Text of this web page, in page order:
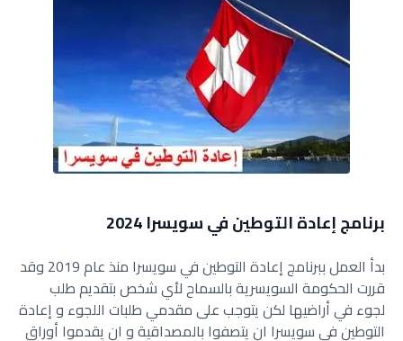
برنامج إعادة التوطين في سويسرا 2024
بدأ العمل ببرنامج إعادة التوطين في سويسرا منذ عام 2019 وقد
قررت الحكومة السويسرية بالسماح لأي شخص بتقديم طلب
‏لجوء في أراضيها لكن يتوجب على مقدمي طلبات اللجوء و إعادة
‏التوطين في سويسرا ان يتصفوا بالمصداقية و ان يقدموا أوراق